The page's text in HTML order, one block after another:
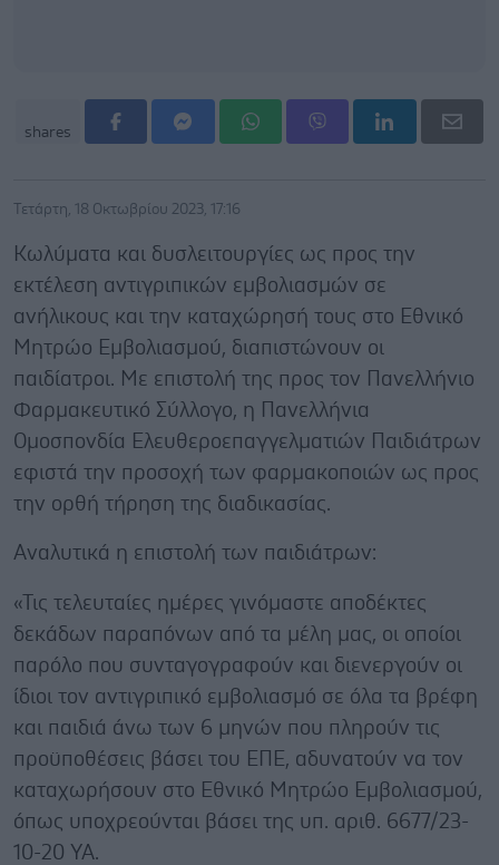
shares
Τετάρτη, 18 Οκτωβρίου 2023, 17:16
Κωλύματα και δυσλειτουργίες ως προς την
εκτέλεση αντιγριπικών εμβολιασμών σε
ανήλικους και την καταχώρησή τους στο Εθνικό
Μητρώο Εμβολιασμού, διαπιστώνουν οι
παιδίατροι. Με επιστολή της προς τον Πανελλήνιο
Φαρμακευτικό Σύλλογο, η Πανελλήνια
Ομοσπονδία Ελευθεροεπαγγελματιών Παιδιάτρων
εφιστά την προσοχή των φαρμακοποιών ως προς
την ορθή τήρηση της διαδικασίας.
Αναλυτικά η επιστολή των παιδιάτρων:
«Τις τελευταίες ημέρες γινόμαστε αποδέκτες
δεκάδων παραπόνων από τα μέλη μας, οι οποίοι
παρόλο που συνταγογραφούν και διενεργούν οι
ίδιοι τον αντιγριπικό εμβολιασμό σε όλα τα βρέφη
και παιδιά άνω των 6 μηνών που πληρούν τις
προϋποθέσεις βάσει του ΕΠΕ, αδυνατούν να τον
καταχωρήσουν στο Εθνικό Μητρώο Εμβολιασμού,
όπως υποχρεούνται βάσει της υπ. αριθ. 6677/23-
10-20 ΥΑ.